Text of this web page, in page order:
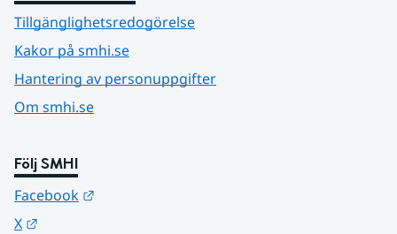
Tillgänglighetsredogörelse
Kakor på smhi.se
Hantering av personuppgifter
Om smhi.se
Följ SMHI
Facebook
X